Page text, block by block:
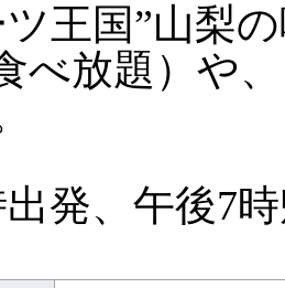
王国”山梨
べ放題）や
発、午後7